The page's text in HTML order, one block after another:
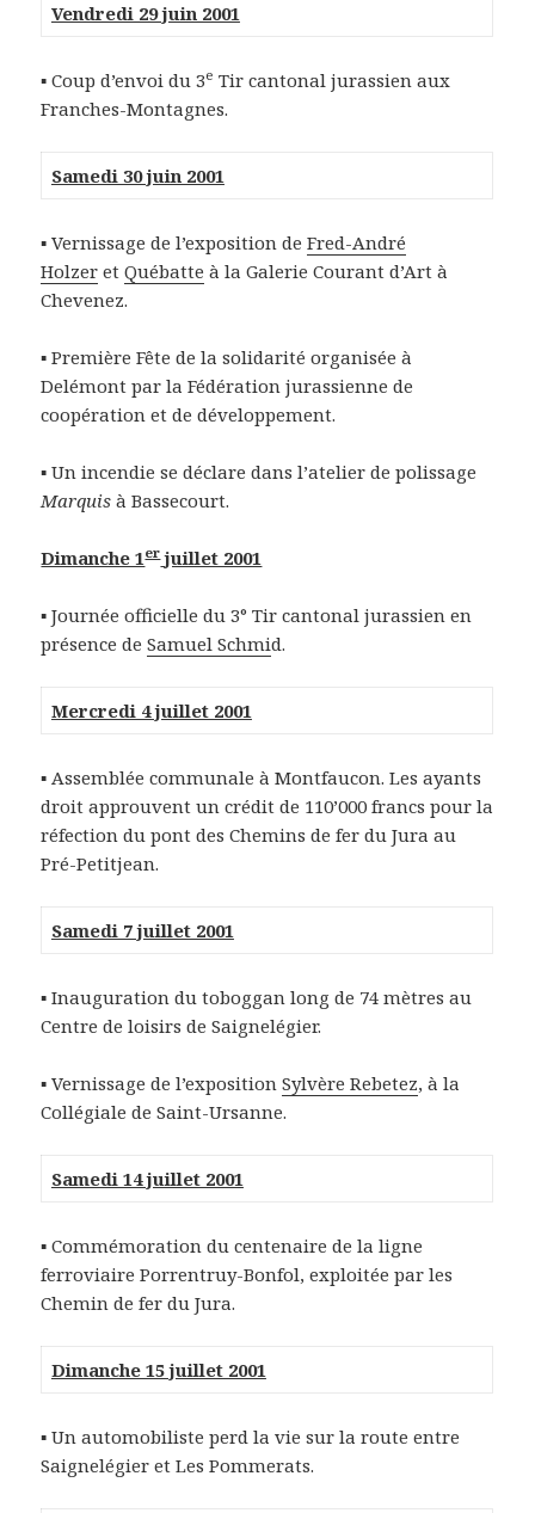
Vendredi 29 juin 2001
▪ Coup d’envoi du 3e Tir cantonal jurassien aux
Franches-Montagnes.
Samedi 30 juin 2001
▪ Vernissage de l’exposition deFred-André
Holzer etQuébatte à la Galerie Courant d’Art à
Chevenez.
▪ Première Fête de la solidarité organisée à
Delémont par la Fédération jurassienne de
coopération et de développement.
▪ Un incendie se déclare dans l’atelier de polissage
Marquis à Bassecourt.
Dimanche 1erjuillet 2001
▪ Journée officielle du 3° Tir cantonal jurassien en
présence deSamuel Schmid.
Mercredi 4 juillet 2001
▪ Assemblée communale à Montfaucon. Les ayants
droit approuvent un crédit de 110’000 francs pour la
réfection du pont des Chemins de fer du Jura au
Pré-Petitjean.
Samedi 7 juillet 2001
▪ Inauguration du toboggan long de 74 mètres au
Centre de loisirs de Saignelégier.
▪ Vernissage de l’expositionSylvère Rebetez, à la
Collégiale de Saint-Ursanne.
Samedi 14 juillet 2001
▪ Commémoration du centenaire de la ligne
ferroviaire Porrentruy-Bonfol, exploitée par les
Chemin de fer du Jura.
Dimanche 15 juillet 2001
▪ Un automobiliste perd la vie sur la route entre
Saignelégier et Les Pommerats.